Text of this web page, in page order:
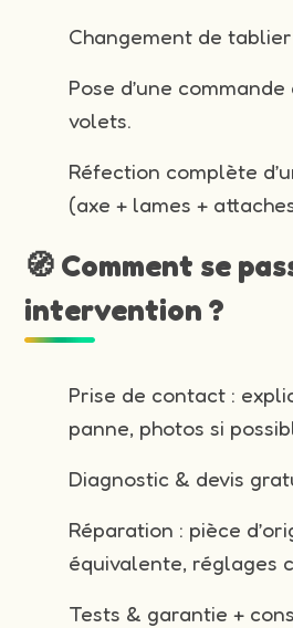
Changement de
Pose d’une
volets.
Réfection complète
(axe + lames +
🧭 Comment se
intervention ?
Prise de contact :
panne, photos si
Diagnostic & devis
Réparation : pièce
équivalente, réglages
Tests & garantie +